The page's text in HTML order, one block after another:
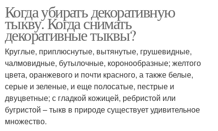
Когда убирать декоративную
тыкву. Когда снимать
декоративные тыквы?
Круглые, приплюснутые, вытянутые, грушевидные,
чалмовидные, бутылочные, коронообразные; желтого
цвета, оранжевого и почти красного, а также белые,
серые и зеленые, и еще полосатые, пестрые и
двуцветные; с гладкой кожицей, ребристой или
бугристой – тыкв в природе существует удивительное
множество.